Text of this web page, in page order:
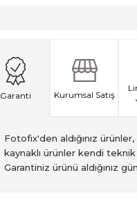
Garanti Kurumsal Satış
Fotofix'den aldığınız ürünler,
kaynaklı ürünler kendi
Garantiniz ürünü aldığınız